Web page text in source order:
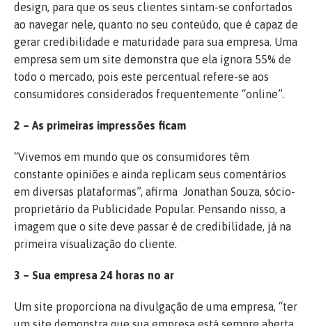
design, para que os seus clientes sintam-se confortados
ao navegar nele, quanto no seu conteúdo, que é capaz de
gerar credibilidade e maturidade para sua empresa. Uma
empresa sem um site demonstra que ela ignora 55% de
todo o mercado, pois este percentual refere-se aos
consumidores considerados frequentemente “online”.
2 – As primeiras impressões ficam
“Vivemos em mundo que os consumidores têm
constante opiniões e ainda replicam seus comentários
em diversas plataformas”, afirma ​ Jonathan Souza, sócio-
proprietário da Publicidade Popular. Pensando nisso, a
imagem que o site deve passar é de credibilidade, já na
primeira visualização do cliente.
3 – Sua empresa 24 horas no ar
Um site proporciona na divulgação de uma empresa, “ter